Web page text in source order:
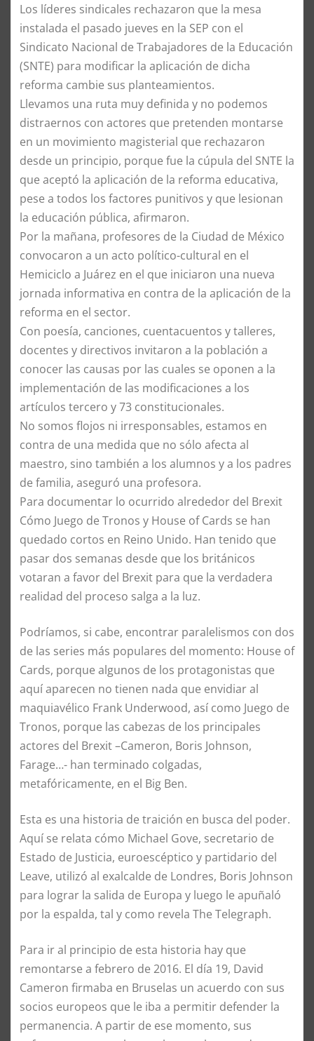
Los líderes sindicales rechazaron que la mesa
instalada el pasado jueves en la SEP con el
Sindicato Nacional de Trabajadores de la Educación
(SNTE) para modificar la aplicación de dicha
reforma cambie sus planteamientos.
Llevamos una ruta muy definida y no podemos
distraernos con actores que pretenden montarse
en un movimiento magisterial que rechazaron
desde un principio, porque fue la cúpula del SNTE la
que aceptó la aplicación de la reforma educativa,
pese a todos los factores punitivos y que lesionan
la educación pública, afirmaron.
Por la mañana, profesores de la Ciudad de México
convocaron a un acto político-cultural en el
Hemiciclo a Juárez en el que iniciaron una nueva
jornada informativa en contra de la aplicación de la
reforma en el sector.
Con poesía, canciones, cuentacuentos y talleres,
docentes y directivos invitaron a la población a
conocer las causas por las cuales se oponen a la
implementación de las modificaciones a los
artículos tercero y 73 constitucionales.
No somos flojos ni irresponsables, estamos en
contra de una medida que no sólo afecta al
maestro, sino también a los alumnos y a los padres
de familia, aseguró una profesora.
Para documentar lo ocurrido alrededor del Brexit
Cómo Juego de Tronos y House of Cards se han
quedado cortos en Reino Unido. Han tenido que
pasar dos semanas desde que los británicos
votaran a favor del Brexit para que la verdadera
realidad del proceso salga a la luz.
Podríamos, si cabe, encontrar paralelismos con dos
de las series más populares del momento: House of
Cards, porque algunos de los protagonistas que
aquí aparecen no tienen nada que envidiar al
maquiavélico Frank Underwood, así como Juego de
Tronos, porque las cabezas de los principales
actores del Brexit –Cameron, Boris Johnson,
Farage…- han terminado colgadas,
metafóricamente, en el Big Ben.
Esta es una historia de traición en busca del poder.
Aquí se relata cómo Michael Gove, secretario de
Estado de Justicia, euroescéptico y partidario del
Leave, utilizó al exalcalde de Londres, Boris Johnson
para lograr la salida de Europa y luego le apuñaló
por la espalda, tal y como revela The Telegraph.
Para ir al principio de esta historia hay que
remontarse a febrero de 2016. El día 19, David
Cameron firmaba en Bruselas un acuerdo con sus
socios europeos que le iba a permitir defender la
permanencia. A partir de ese momento, sus